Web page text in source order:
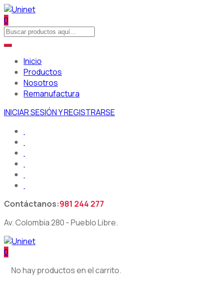
0
Inicio
Productos
Nosotros
Remanufactura
INICIAR SESIÓN Y REGISTRARSE
Contáctanos:981 244 277
Av. Colombia 280 - Pueblo Libre.
0
No hay productos en el carrito.